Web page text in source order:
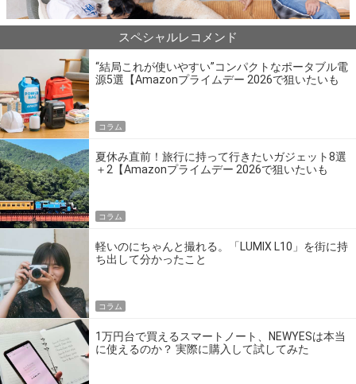
スペシャルレコメンド
“結局これが使いやすい”コンパクトなポータブル電
源5選【Amazonプライムデー 2026で狙いたいも
コラム
夏休み直前！旅行に持って行きたいガジェット8選
＋2【Amazonプライムデー 2026で狙いたいも
コラム
軽いのにちゃんと撮れる。「LUMIX L10」を街に持
ち出して分かったこと
コラム
1万円台で買えるスマートノート、NEWYESは本当
に使えるのか？ 実際に購入して試してみた